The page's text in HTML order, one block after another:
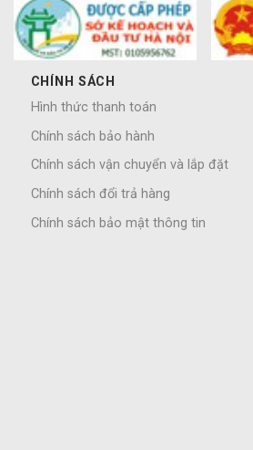
CHÍNH SÁCH
Hình thức thanh toán
Chính sách bảo hành
Chính sách vận chuyển và lắp đặt
Chính sách đổi trả hàng
Chính sách bảo mật thông tin